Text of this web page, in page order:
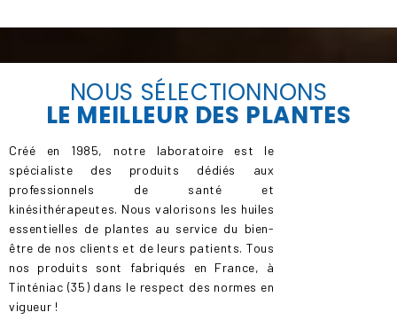
NOUS SÉLECTIONNONS
LE MEILLEUR DES PLANTES
Créé en 1985, notre laboratoire est le
spécialiste des produits dédiés aux
professionnels de santé et
kinésithérapeutes. Nous valorisons les huiles
essentielles de plantes au service du bien-
être de nos clients et de leurs patients. Tous
nos produits sont fabriqués en France, à
Tinténiac (35) dans le respect des normes en
vigueur !